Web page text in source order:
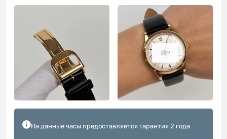
9
На данные часы предоставляется гарантия 2 года